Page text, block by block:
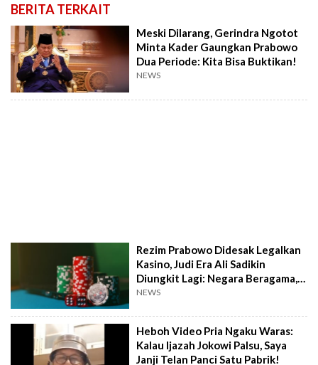
BERITA TERKAIT
Meski Dilarang, Gerindra Ngotot
Minta Kader Gaungkan Prabowo
Dua Periode: Kita Bisa Buktikan!
NEWS
Rezim Prabowo Didesak Legalkan
Kasino, Judi Era Ali Sadikin
Diungkit Lagi: Negara Beragama,
tapi...
NEWS
Heboh Video Pria Ngaku Waras:
Kalau Ijazah Jokowi Palsu, Saya
Janji Telan Panci Satu Pabrik!